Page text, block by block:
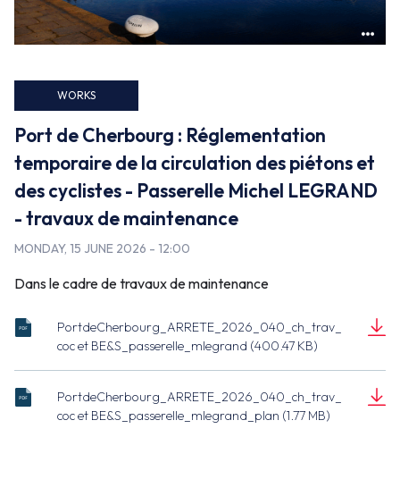
WORKS
Port de Cherbourg : Réglementation
temporaire de la circulation des piétons et
des cyclistes - Passerelle Michel LEGRAND
- travaux de maintenance
MONDAY, 15 JUNE 2026 - 12:00
Dans le cadre de travaux de maintenance
PortdeCherbourg_ARRETE_2026_040_ch_trav_
coc et BE&S_passerelle_mlegrand (400.47 KB)
ARRETE_2026_040_ch_trav_coc
et
BE&S_passerelle_mlegrand.pdf
(400.47 KB)
PortdeCherbourg_ARRETE_2026_040_ch_trav_
coc et BE&S_passerelle_mlegrand_plan (1.77 MB)
ARRETE_2026_040_ch_trav_coc et
BE&S_passerelle_mlegrand_plan.pdf